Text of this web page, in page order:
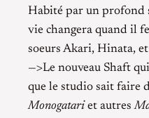
Habité par un profond
vie changera quand il
soeurs Akari, Hinata,
—>Le nouveau Shaft
que le studio sait faire
Monogatariet autres